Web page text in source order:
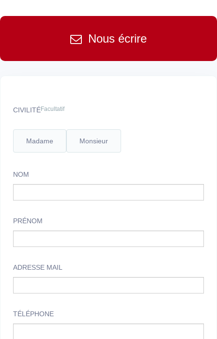
Nous écrire
CIVILITÉFacultatif
Madame Monsieur
NOM
PRÉNOM
ADRESSE MAIL
TÉLÉPHONE